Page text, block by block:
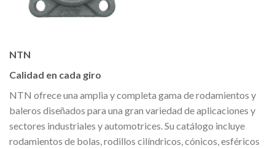
NTN
Calidad en cada giro
NTN ofrece una amplia y completa gama de rodamientos y
baleros diseñados para una gran variedad de aplicaciones y
sectores industriales y automotrices. Su catálogo incluye
rodamientos de bolas, rodillos cilíndricos, cónicos, esféricos